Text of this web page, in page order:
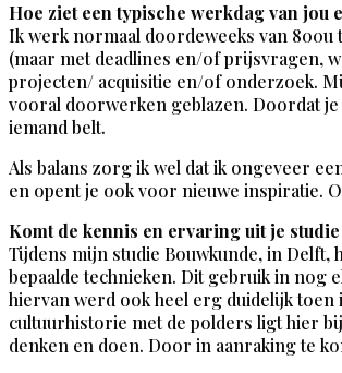
Hoe ziet een typische werkdag van jou
Ik werk normaal doordeweeks van 800u
(maar met deadlines en/of prijsvragen,
projecten/ acquisitie en/of onderzoek.
vooral doorwerken geblazen. Doordat
iemand belt.
Als balans zorg ik wel dat ik ongeveer
en opent je ook voor nieuwe inspiratie.
Komt de kennis en ervaring uit je
Tijdens mijn studie Bouwkunde, in
bepaalde technieken. Dit gebruik in nog
hiervan werd ook heel erg duidelijk toen
cultuurhistorie met de polders ligt hier
denken en doen. Door in aanraking te